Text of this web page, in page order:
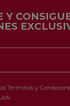
Y
Términos y